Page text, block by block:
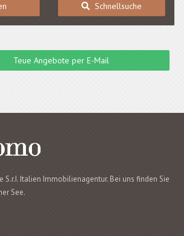
Schnellsuche
Teue Angebote per E-Mail
Italien Immobilienagentur. Bei uns finden Sie
See.